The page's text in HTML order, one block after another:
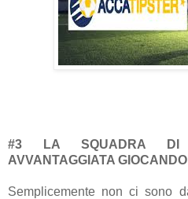
#3 LA SQUADRA DI
AVVANTAGGIATA
Semplicemente non ci sono